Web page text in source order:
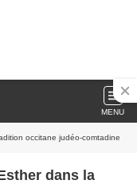
MENU
occitane judéo-comtadine
dans la